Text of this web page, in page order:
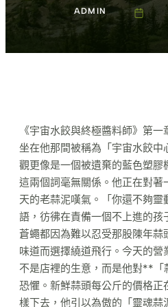
ADMIN
《宇宙水餃與終極醬料師》第
坐在他那間被稱為「宇宙水餃
觀更像是一個被遺棄的藍色塑膠
這兩個詞毫無關係。他正在對著
天的老蒜泥嘆氣。「你還不夠
語，彷彿在責備一個不上進的
蒼蠅都因為難以忍受那股陳年蒜
味道而選擇繞道飛行。今天的
不是店裡的生意，而是他對**
恐懼。新鮮蒜頭每公斤的價格
樣下去，他引以為傲的「靈魂